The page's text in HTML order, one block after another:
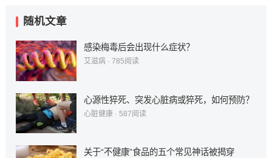
随机文章
感染梅毒后会出现什么症状？
艾滋病· 785阅读
心源性猝死、突发心脏病或猝死，如何预防？
心脏健康· 587阅读
关于“不健康”食品的五个常见神话被揭穿